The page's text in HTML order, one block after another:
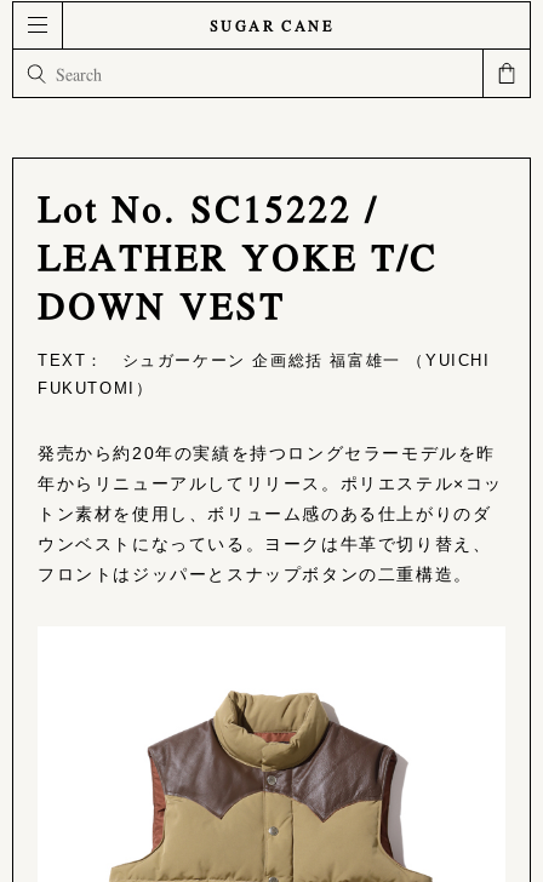
SUGAR CANE
Lot No. SC15222 /
LEATHER YOKE T/C
DOWN VEST
TEXT： シュガーケーン 企画総括 福富雄一 （YUICHI
FUKUTOMI）
発売から約20年の実績を持つロングセラーモデルを昨
年からリニューアルしてリリース。ポリエステル×コッ
トン素材を使用し、ボリューム感のある仕上がりのダ
ウンベストになっている。ヨークは牛革で切り替え、
フロントはジッパーとスナップボタンの二重構造。